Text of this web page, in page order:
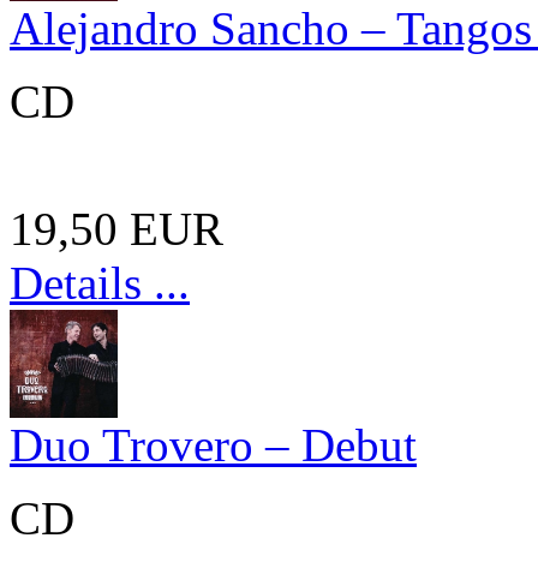
Alejandro Sancho –
CD
19,50 EUR
Details ...
Duo Trovero – Debut
CD